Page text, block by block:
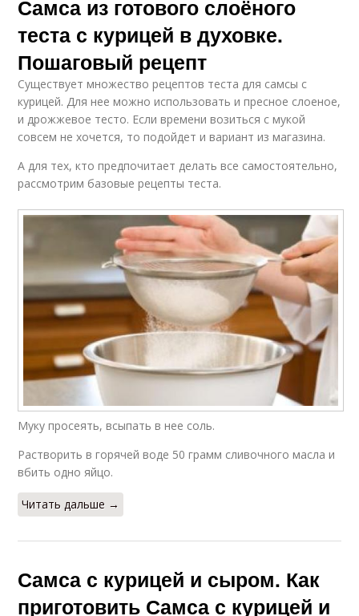
Самса из готового слоёного
теста с курицей в духовке.
Пошаговый рецепт
Существует множество рецептов теста для самсы с
курицей. Для нее можно использовать и пресное слоеное,
и дрожжевое тесто. Если времени возиться с мукой
совсем не хочется, то подойдет и вариант из магазина.
А для тех, кто предпочитает делать все самостоятельно,
рассмотрим базовые рецепты теста.
Муку просеять, всыпать в нее соль.
Растворить в горячей воде 50 грамм сливочного масла и
вбить одно яйцо.
Читать дальше →
Самса с курицей и сыром. Как
приготовить Самса с курицей и